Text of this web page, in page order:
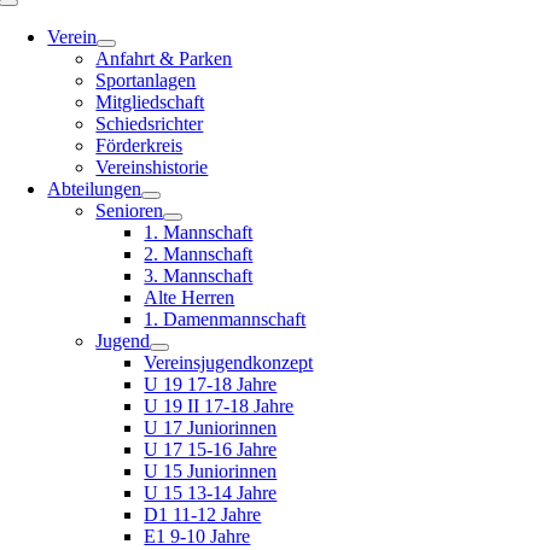
Toggle
NavigationVerein
Anfahrt & Parken
Sportanlagen
Mitgliedschaft
Schiedsrichter
Förderkreis
Vereinshistorie
Abteilungen
Senioren
1. Mannschaft
2. Mannschaft
3. Mannschaft
Alte Herren
1. Damenmannschaft
Jugend
Vereinsjugendkonzept
U 19 17-18 Jahre
U 19 II 17-18 Jahre
U 17 Juniorinnen
U 17 15-16 Jahre
U 15 Juniorinnen
U 15 13-14 Jahre
D1 11-12 Jahre
E1 9-10 Jahre